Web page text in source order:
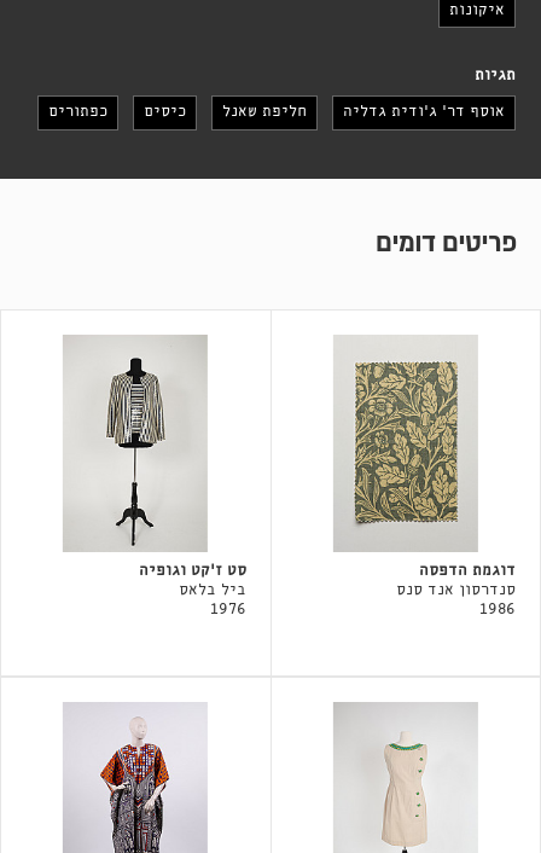
איקונות
תגיות
אוסף דר׳ ג׳ודית גדליה חליפת שאנל כיסים כפתורים
פריטים דומים
דוגמת הדפסה
סנדרסון אנד סנס
1986
סט ז׳קט וגופיה
ביל בלאס
1976